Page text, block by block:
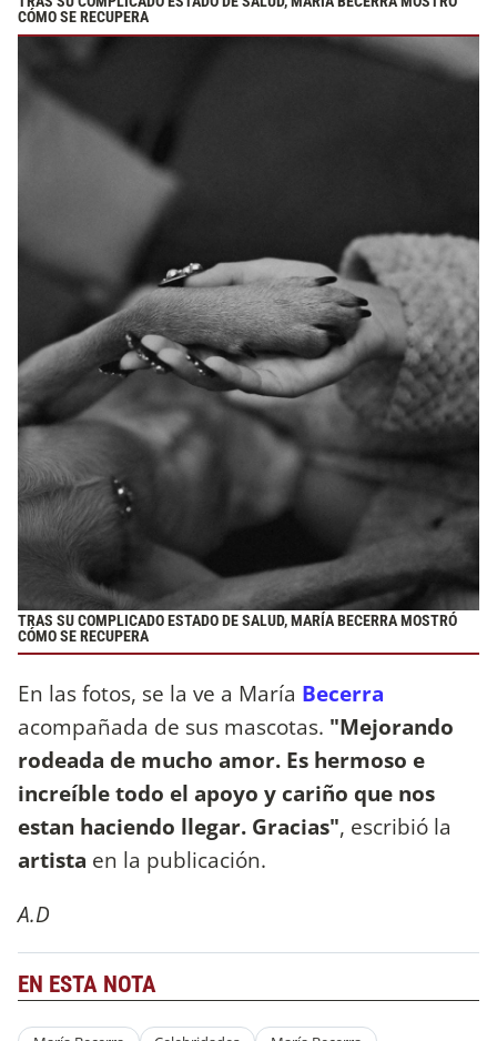
CÓMO SE RECUPERA
TRAS SU COMPLICADO ESTADO DE SALUD, MARÍA BECERRA MOSTRÓ
CÓMO SE RECUPERA
En las fotos, se la ve a María Becerra
acompañada de sus mascotas. "Mejorando
rodeada de mucho amor. Es hermoso e
increíble todo el apoyo y cariño que nos
estan haciendo llegar. Gracias", escribió la
artista en la publicación.
A.D
EN ESTA NOTA